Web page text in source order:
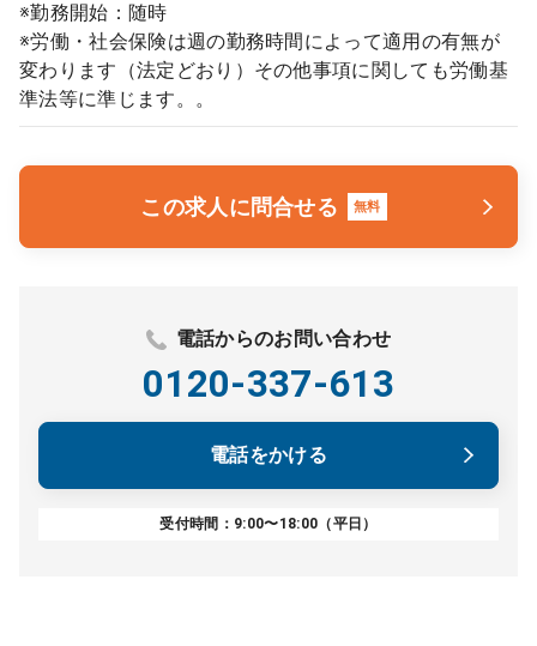
※勤務開始：随時
※労働・社会保険は週の勤務時間によって適用の有無が
変わります（法定どおり）その他事項に関しても労働基
準法等に準じます。。
この求人に問合せる 無料
電話からのお問い合わせ
0120-337-613
電話をかける
受付時間：9:00〜18:00（平日）